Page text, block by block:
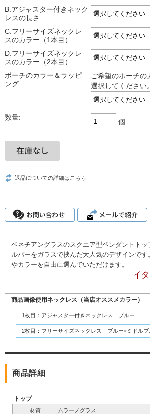
B.アジャスター付きネック
レスの長さ:
C.フリーサイズネックレ
スのカラー（1本目）:
D.フリーサイズネックレ
スのカラー（2本目）:
ポーチのカラー＆ラッピ
ング:
ご希望のポーチの
選択してください。
数量:
個
返品についての詳細はこちら
ベネチアングラスのスクエア型ペンダントト
ルバーをガラスで挟んだ大人気のデザインで
やカラーを自由に選んでいただけます。
イ
商品画像使用ネックレス（当店オススメカラー）
1枚目：アジャスター付きネックレス ブルー
2枚目：フリーサイズネックレス ブルー×ミドルブ
商品詳細
トップ
材質 ムラーノグラス